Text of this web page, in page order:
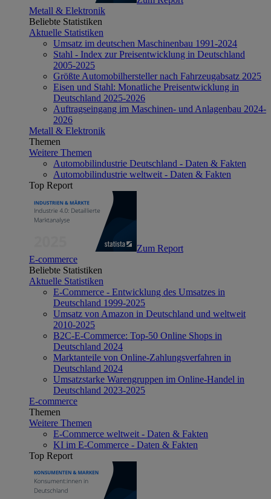
Metall & Elektronik
Beliebte Statistiken
Aktuelle Statistiken
Umsatz im deutschen Maschinenbau 1991-2024
Stahl - Index zur Preisentwicklung in Deutschland
2005-2025
Größte Automobilhersteller nach Fahrzeugabsatz 2025
Eisen und Stahl: Monatliche Preisentwicklung in
Deutschland 2025-2026
Auftragseingang im Maschinen- und Anlagenbau 2024-
2026
Metall & Elektronik
Themen
Weitere Themen
Automobilindustrie Deutschland - Daten & Fakten
Automobilindustrie weltweit - Daten & Fakten
Top Report
Zum Report
E-commerce
Beliebte Statistiken
Aktuelle Statistiken
E-Commerce - Entwicklung des Umsatzes in
Deutschland 1999-2025
Umsatz von Amazon in Deutschland und weltweit
2010-2025
B2C-E-Commerce: Top-50 Online Shops in
Deutschland 2024
Marktanteile von Online-Zahlungsverfahren in
Deutschland 2024
Umsatzstarke Warengruppen im Online-Handel in
Deutschland 2023-2025
E-commerce
Themen
Weitere Themen
E-Commerce weltweit - Daten & Fakten
KI im E-Commerce - Daten & Fakten
Top Report